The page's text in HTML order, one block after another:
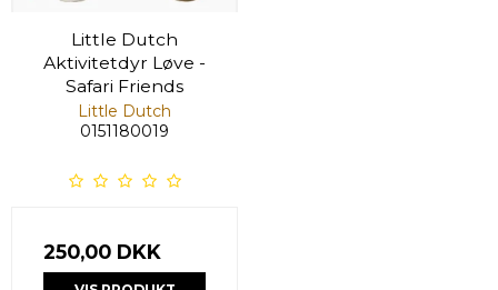
Little Dutch
Aktivitetdyr Løve -
Safari Friends
Little Dutch
0151180019
250,00 DKK